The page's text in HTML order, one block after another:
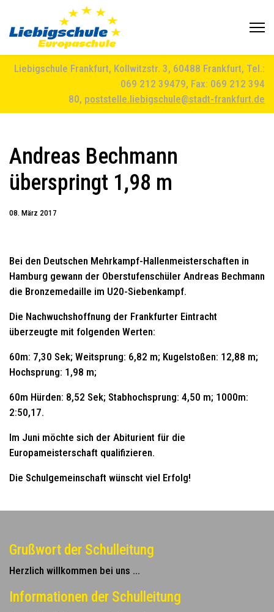
Liebigschule Frankfurt, Kollwitzstr. 3, 60488 Frankfurt, Tel.:
069 212 39479, Fax: 069 212 394
80, poststelle.liebigschule@stadt-frankfurt.de
Andreas Bechmann
überspringt 1,98 m
08. März 2017
Bei den Deutschen Mehrkampf-Hallenmeisterschaften in
Hamburg gewann der Oberstufenschüler Andreas Bechmann
die Bronzemedaille im U20-Siebenkampf.
Die Nachwuchshoffnung der Frankfurter Eintracht
überzeugte mit folgenden Werten:
60m: 7,30 Sek; Weitsprung: 6,82 m; Kugelstoßen: 12,88 m;
Hochsprung: 1,98 m;
60m Hürden: 8,52 Sek; Stabhochsprung: 4,50 m; 1000m:
2:50,17.
Im Juni möchte sich der Abiturient für die
Europameisterschaft qualifizieren.
Die Schulgemeinschaft wünscht viel Erfolg!
Grußwort der Schulleitung
Herzlich willkommen bei uns ...
Informationen der Schulleitung